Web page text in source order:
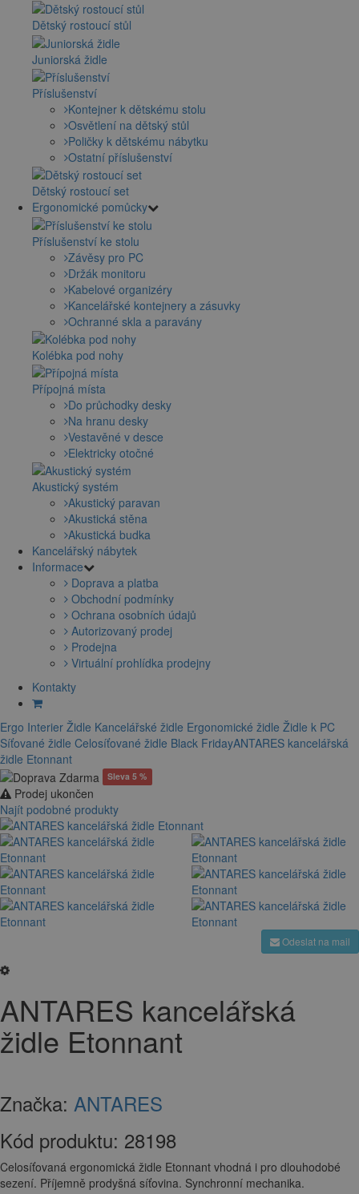
Dětský rostoucí stůl
Juniorská židle
Příslušenství
Kontejner k dětskému stolu
Osvětlení na dětský stůl
Poličky k dětskému nábytku
Ostatní příslušenství
Dětský rostoucí set
Ergonomické pomůcky
Příslušenství ke stolu
Závěsy pro PC
Držák monitoru
Kabelové organizéry
Kancelářské kontejnery a zásuvky
Ochranné skla a paravány
Kolébka pod nohy
Přípojná místa
Do průchodky desky
Na hranu desky
Vestavěné v desce
Elektricky otočné
Akustický systém
Akustický paravan
Akustická stěna
Akustická budka
Kancelářský nábytek
Informace
Doprava a platba
Obchodní podmínky
Ochrana osobních údajů
Autorizovaný prodej
Prodejna
Virtuální prohlídka prodejny
Kontakty
Ergo Interier Židle Kancelářské židle Ergonomické židle Židle k PC
Síťované židle Celosíťované židle Black FridayANTARES kancelářská
židle Etonnant
Sleva 5 %
Prodej ukončen
Najít podobné produkty
Odeslat na mail
ANTARES kancelářská
židle Etonnant
Značka: ANTARES
Kód produktu: 28198
Celosíťovaná ergonomická židle Etonnant vhodná i pro dlouhodobé
sezení. Příjemně prodyšná síťovina. Synchronní mechanika.